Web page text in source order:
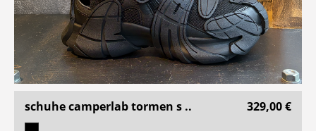
schuhe camperlab tormen s .. 329,00 €